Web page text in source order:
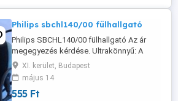
Philips sbchl140/00 fülhallgató
Philips SBCHL140/00 fülhallgató Az ár
megegyezés kérdése. Ultrakönnyű: A
gazdag mélyhangzást biztosító
szellőzőnyílásokkal ellátott ultrakönnyű
fejhallgatót hosszú ideig viselheti. Forrás
a gyártó oldala: https : / /www . philips .
XI. kerület, Budapest
május 14
555 Ft